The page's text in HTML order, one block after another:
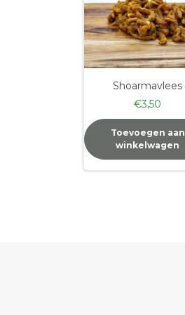
Shoarmavlees
€3,50
Toevoegen aan
winkelwagen